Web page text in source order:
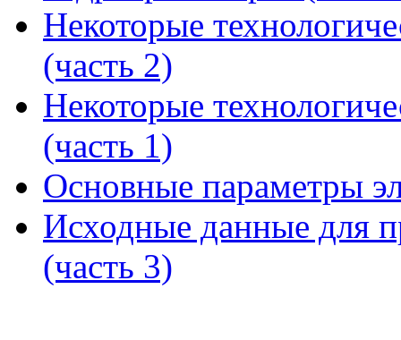
Некоторые
(часть 2)
Некоторые
(часть 1)
Основные параметры
Исходные данные для
(часть 3)